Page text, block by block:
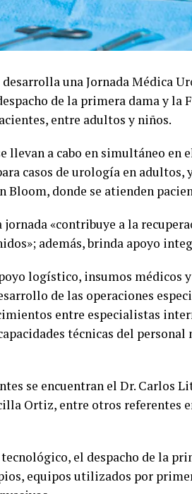
una Jornada Médica
de la primera dama y la
entre adultos y niños.
llevan a cabo en simultáneo en
casos de urología en
Bloom, donde se atienden
«contribuye a la
además, brinda apoyo
logístico, insumos médicos
de las operaciones
entre especialistas
técnicas del personal
se encuentran el Dr. Carlos
Ortiz, entre otros referentes
el despacho de la
equipos utilizados por